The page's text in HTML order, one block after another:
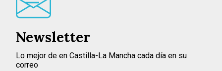
Newsletter
Lo mejor de en Castilla-La Mancha cada día en su
correo